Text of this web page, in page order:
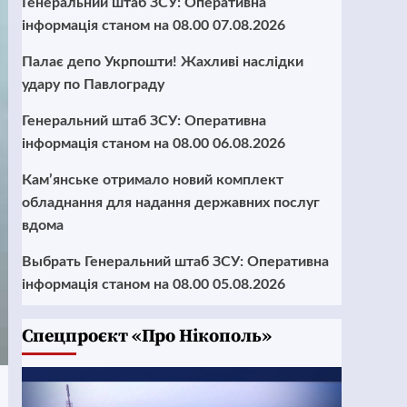
Генеральний штаб ЗСУ: Оперативна
інформація станом на 08.00 07.08.2026
Палає депо Укрпошти! Жахливі наслідки
удару по Павлограду
Генеральний штаб ЗСУ: Оперативна
інформація станом на 08.00 06.08.2026
Кам’янське отримало новий комплект
обладнання для надання державних послуг
вдома
Выбрать Генеральний штаб ЗСУ: Оперативна
інформація станом на 08.00 05.08.2026
Cпецпроєкт «Про Нікополь»